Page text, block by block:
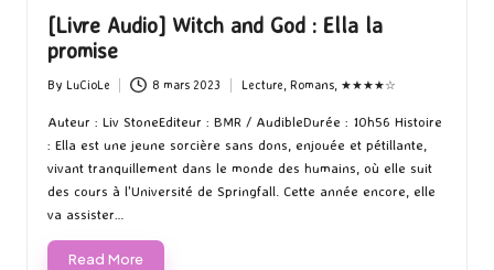
[Livre Audio] Witch and God : Ella la
promise
Posted
by
By LuCioLe 8 mars 2023
in
Lecture, Romans, ★★★★☆
Auteur : Liv StoneEditeur : BMR / AudibleDurée : 10h56 Histoire
: Ella est une jeune sorcière sans dons, enjouée et pétillante,
vivant tranquillement dans le monde des humains, où elle suit
des cours à l'Université de Springfall. Cette année encore, elle
va assister…
Read More